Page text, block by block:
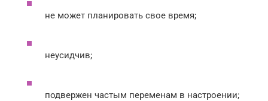
не может планировать свое время;
неусидчив;
подвержен частым переменам в настроении;